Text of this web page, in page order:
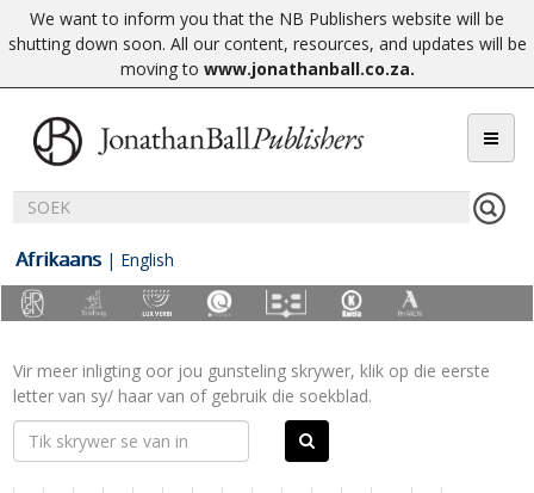
We want to inform you that the NB Publishers website will be
shutting down soon. All our content, resources, and updates will be
moving to www.jonathanball.co.za.
Afrikaans | English
Vir meer inligting oor jou gunsteling skrywer, klik op die eerste
letter van sy/ haar van of gebruik die soekblad.